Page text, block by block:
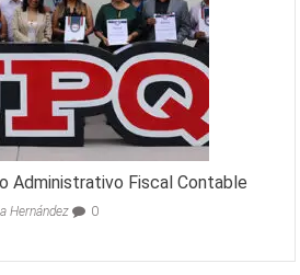
Administrativo Fiscal Contable
Hernández 0